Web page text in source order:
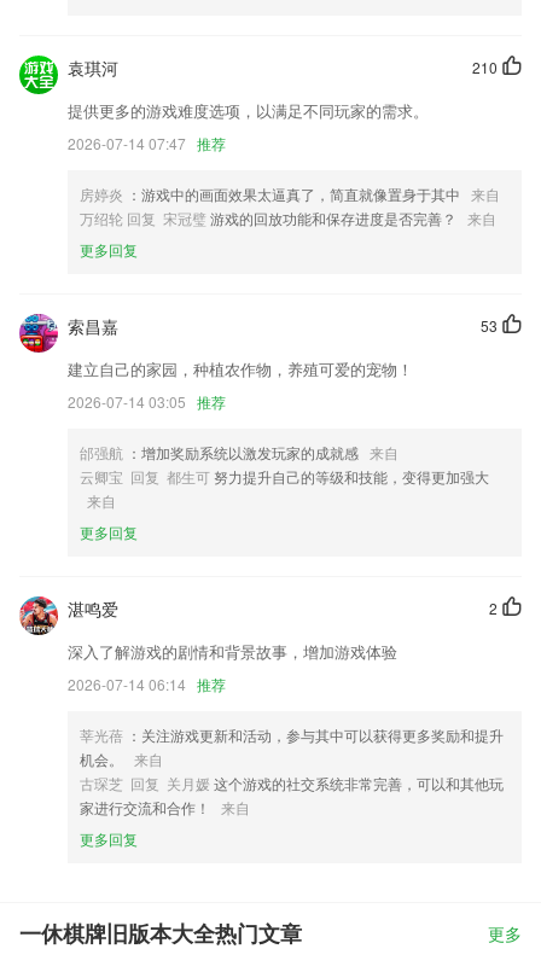
一休棋牌旧版本大全更新了什么?
精准闹钟计时器世界时间等
设置页面新增回收站，再也不用担心误删文章了
Bugs修复
修复九格切图圆角的问题
全面提升app浏览速度
联系我们
以上就是一休棋牌旧版本大全的介绍，如果您喜欢这款软件，您可以到应
用商店进行打分评论，说出您的使用经历，以帮助我们更好的对产品进行
优化修改。
210
袁琪河
提供更多的游戏难度选项，以满足不同玩家的需求。
2026-07-14 07:47 推荐
房婷炎 ：游戏中的画面效果太逼真了，简直就像置身于其中 来自
万绍轮 回复 宋冠璧 游戏的回放功能和保存进度是否完善？
来自
更多回复
53
索昌嘉
建立自己的家园，种植农作物，养殖可爱的宠物！
2026-07-14 03:05 推荐
邰强航 ：增加奖励系统以激发玩家的成就感 来自
云卿宝 回复 都生可 努力提升自己的等级和技能，变得更加强大
来自
更多回复
2
湛鸣爱
深入了解游戏的剧情和背景故事，增加游戏体验
2026-07-14 06:14 推荐
莘光蓓 ：关注游戏更新和活动，参与其中可以获得更多奖励和提升
机会。
来自
古琛芝 回复 关月媛 这个游戏的社交系统非常完善，可以和其他玩
家进行交流和合作！
来自
更多回复
一休棋牌旧版本大全热门文章 更多